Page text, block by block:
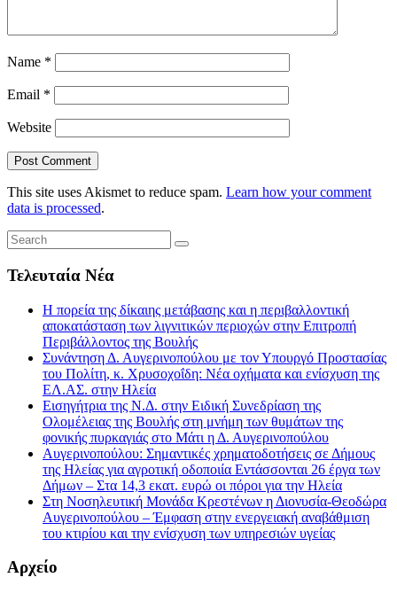
Name *
Email *
Website
This site uses Akismet to reduce spam. Learn how your comment
data is processed.
Τελευταία Νέα
Η πορεία της δίκαιης μετάβασης και η περιβαλλοντική
αποκατάσταση των λιγνιτικών περιοχών στην Επιτροπή
Περιβάλλοντος της Βουλής
Συνάντηση Δ. Αυγερινοπούλου με τον Υπουργό Προστασίας
του Πολίτη, κ. Χρυσοχοΐδη: Νέα οχήματα και ενίσχυση της
ΕΛ.ΑΣ. στην Ηλεία
Εισηγήτρια της Ν.Δ. στην Ειδική Συνεδρίαση της
Ολομέλειας της Βουλής στη μνήμη των θυμάτων της
φονικής πυρκαγιάς στο Μάτι η Δ. Αυγερινοπούλου
Αυγερινοπούλου: Σημαντικές χρηματοδοτήσεις σε Δήμους
της Ηλείας για αγροτική οδοποιία Εντάσσονται 26 έργα των
Δήμων – Στα 14,3 εκατ. ευρώ οι πόροι για την Ηλεία
Στη Νοσηλευτική Μονάδα Κρεστένων η Διονυσία-Θεοδώρα
Αυγερινοπούλου – Έμφαση στην ενεργειακή αναβάθμιση
του κτιρίου και την ενίσχυση των υπηρεσιών υγείας
Αρχείο